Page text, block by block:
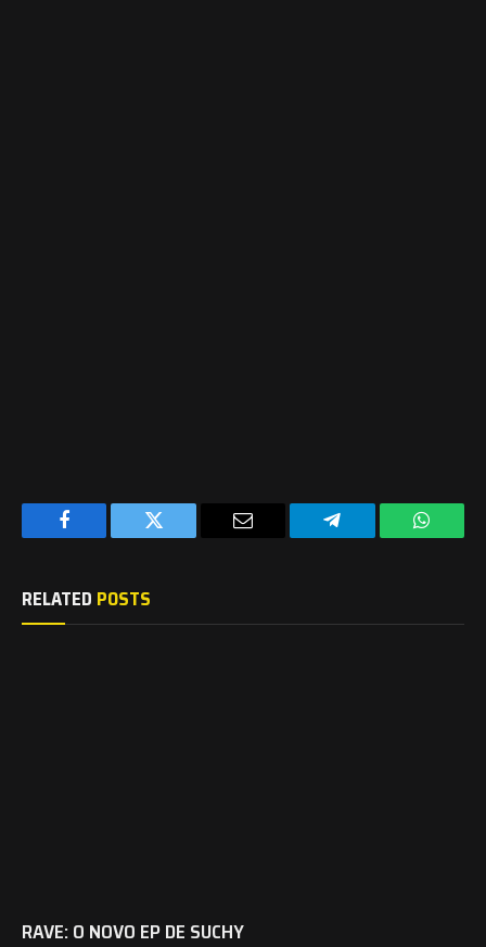
Facebook Twitter Email Telegram
RELATED POSTS
RAVE: O NOVO EP DE SUCHY